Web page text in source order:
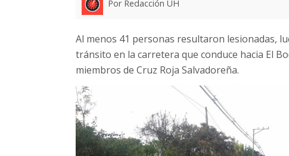
Por Redacción UH
Al menos 41 personas resultaron lesionadas,
tránsito en la carretera que conduce hacia El
miembros de Cruz Roja Salvadoreña.